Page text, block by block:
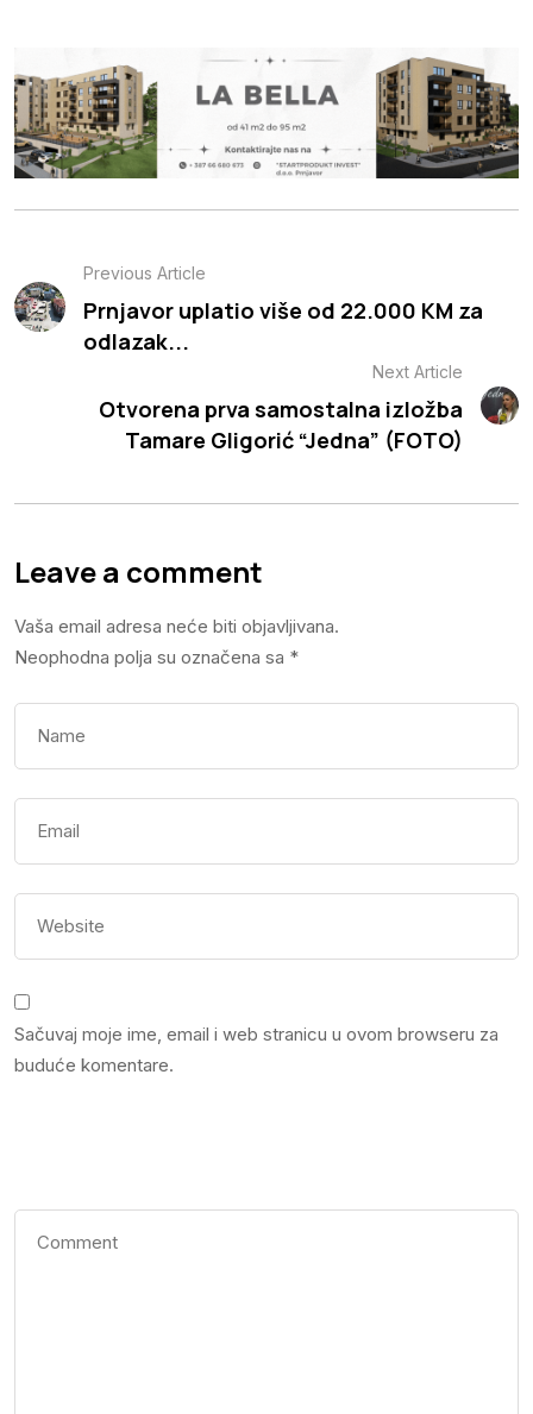
Previous Article
Prnjavor uplatio više od 22.000 KM za
odlazak...
Next Article
Otvorena prva samostalna izložba
Tamare Gligorić “Jedna” (FOTO)
Leave a comment
Vaša email adresa neće biti objavljivana.
Neophodna polja su označena sa *
Sačuvaj moje ime, email i web stranicu u ovom browseru za
buduće komentare.